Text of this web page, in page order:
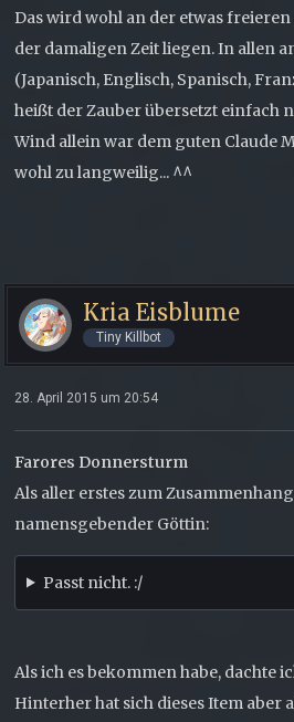
Das wird wohl an der etwas
der damaligen Zeit liegen. In allen
(Japanisch, Englisch, Spanisch,
heißt der Zauber übersetzt einfach
Wind allein war dem guten Claude
wohl zu langweilig... ^^
Kria Eisblume
Tiny Killbot
28. April 2015 um 20:54
Farores Donnersturm
Als aller erstes zum
namensgebender Göttin:
Passt nicht. :/
Als ich es bekommen habe, dachte
Hinterher hat sich dieses Item aber